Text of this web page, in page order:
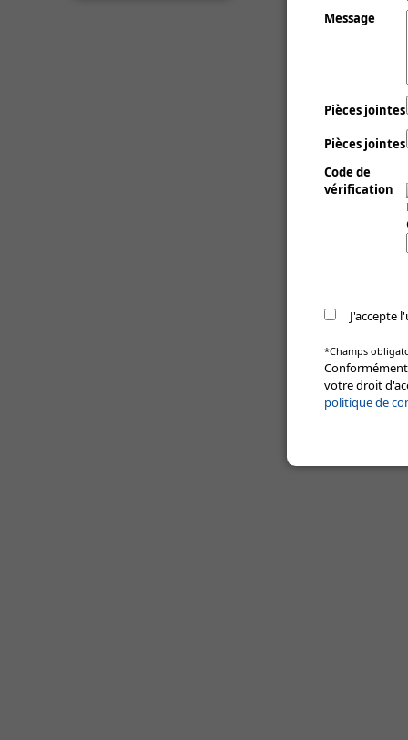
Message
Pièces jointes
Pièces jointes
Code de
vérification
J'accepte
*Champs
votre droit
politique de